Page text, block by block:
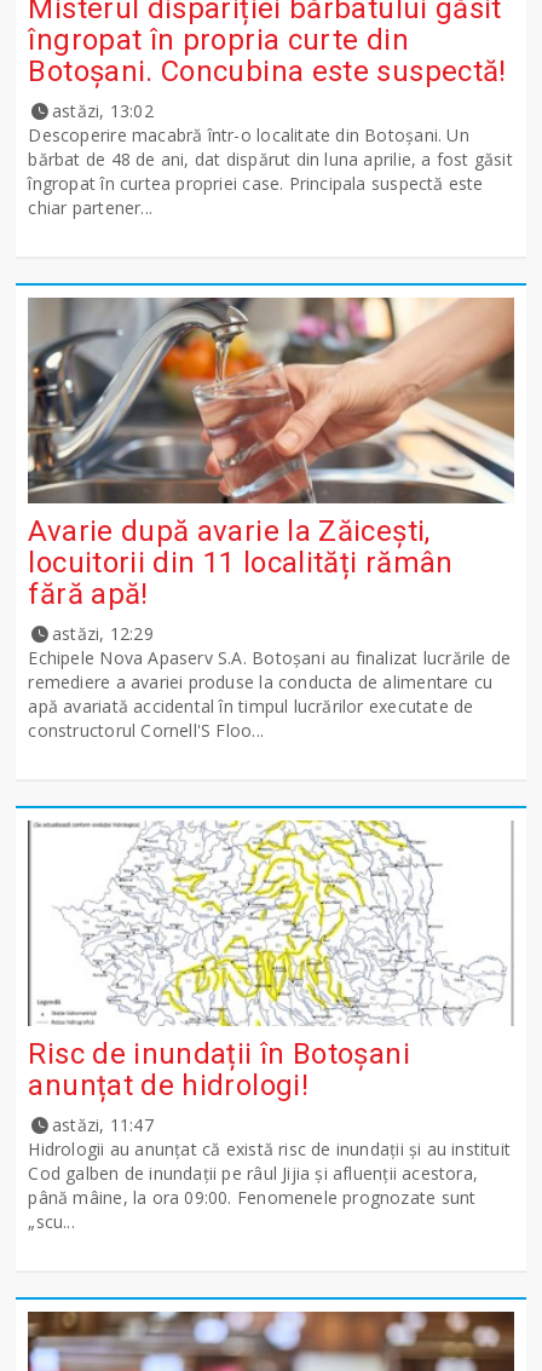
Misterul dispariției bărbatului găsit
îngropat în propria curte din
Botoșani. Concubina este suspectă!
astăzi, 13:02
Descoperire macabră într-o localitate din Botoșani. Un
bărbat de 48 de ani, dat dispărut din luna aprilie, a fost găsit
îngropat în curtea propriei case. Principala suspectă este
chiar partener...
Avarie după avarie la Zăicești,
locuitorii din 11 localități rămân
fără apă!
astăzi, 12:29
Echipele Nova Apaserv S.A. Botoșani au finalizat lucrările de
remediere a avariei produse la conducta de alimentare cu
apă avariată accidental în timpul lucrărilor executate de
constructorul Cornell'S Floo...
Risc de inundații în Botoșani
anunțat de hidrologi!
astăzi, 11:47
Hidrologii au anunțat că există risc de inundații și au instituit
Cod galben de inundații pe râul Jijia și afluenții acestora,
până mâine, la ora 09:00. Fenomenele prognozate sunt
„scu...